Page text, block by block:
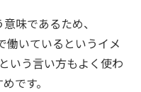
味であるため、
働いているというイメ
いう言い方もよく使わ
です。